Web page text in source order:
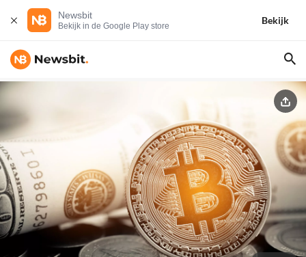
Newsbit
Bekijk in de Google Play store
Bekijk